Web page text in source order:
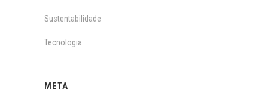
Sustentabilidade
Tecnologia
META